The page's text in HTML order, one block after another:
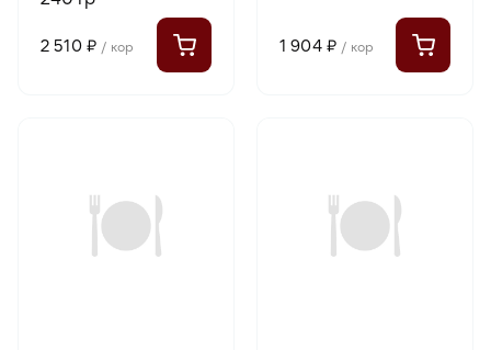
2 510 ₽ / кор 1 904 ₽ / кор